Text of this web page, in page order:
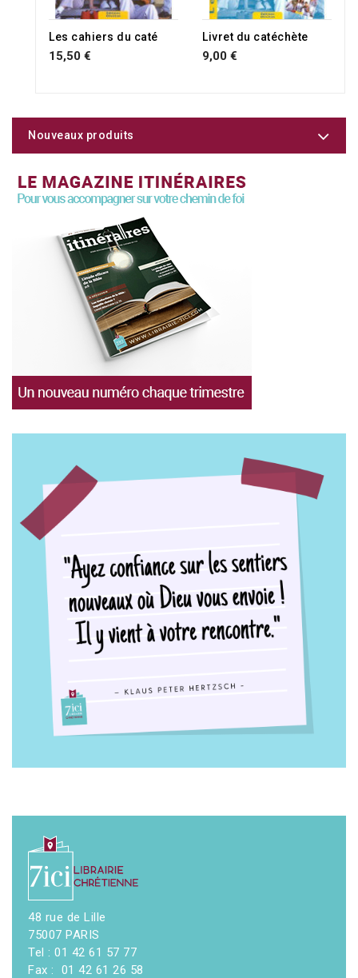
Les cahiers du caté
15,50 €
Livret du catéchète
9,00 €
Nouveaux produits
48 rue de Lille
75007 PARIS
Tel : 01 42 61 57 77
Fax : 01 42 61 26 58